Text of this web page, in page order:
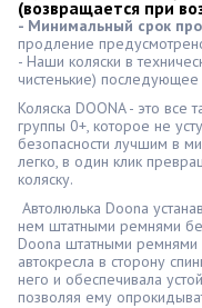
(возвращается при
- Минимальный срок
продление
- Наши коляски в
чистенькие)
Коляска DOONA - это все
группы 0+, которое не
безопасности лучшим в
легко, в один клик
коляску.
Автолюлька Doona
нем штатными ремнями
Doona штатными ремнями
автокресла в сторону
него и обеспечивала
позволяя ему